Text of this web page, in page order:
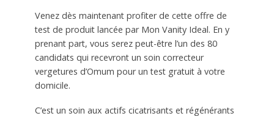
Venez dès maintenant profiter de cette offre de
test de produit lancée par Mon Vanity Ideal. En y
prenant part, vous serez peut-être l’un des 80
candidats qui recevront un soin correcteur
vergetures d’Omum pour un test gratuit à votre
domicile.
C’est un soin aux actifs cicatrisants et régénérants